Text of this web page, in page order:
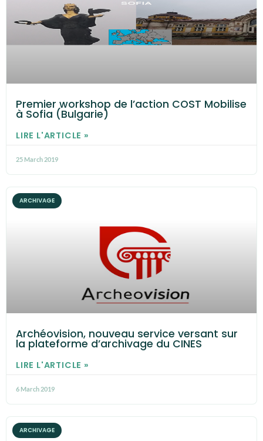
Premier workshop de l’action COST Mobilise
à Sofia (Bulgarie)
LIRE L'ARTICLE »
25 March 2019
ARCHIVAGE
Archéovision, nouveau service versant sur
la plateforme d’archivage du CINES
LIRE L'ARTICLE »
6 March 2019
ARCHIVAGE